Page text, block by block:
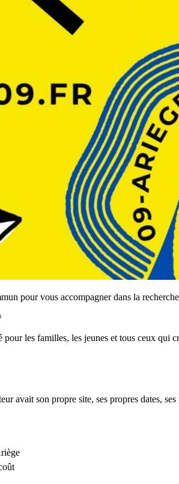
pour vous accompagner dans la
pour les familles, les jeunes et tous ceux
avait son propre site, ses propres dates,